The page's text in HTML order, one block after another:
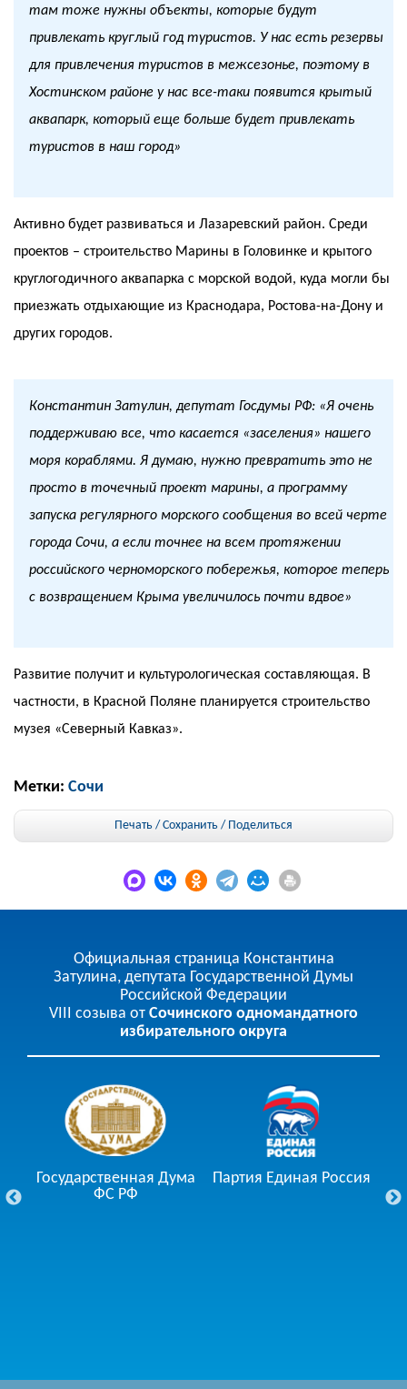
там тоже нужны объекты, которые будут
привлекать круглый год туристов. У нас есть резервы
для привлечения туристов в межсезонье, поэтому в
Хостинском районе у нас все-таки появится крытый
аквапарк, который еще больше будет привлекать
туристов в наш город»
Активно будет развиваться и Лазаревский район. Среди
проектов – строительство Марины в Головинке и крытого
круглогодичного аквапарка с морской водой, куда могли бы
приезжать отдыхающие из Краснодара, Ростова-на-Дону и
других городов.
Константин Затулин, депутат Госдумы РФ: «Я очень
поддерживаю все, что касается «заселения» нашего
моря кораблями. Я думаю, нужно превратить это не
просто в точечный проект марины, а программу
запуска регулярного морского сообщения во всей черте
города Сочи, а если точнее на всем протяжении
российского черноморского побережья, которое теперь
с возвращением Крыма увеличилось почти вдвое»
Развитие получит и культурологическая составляющая. В
частности, в Красной Поляне планируется строительство
музея «Северный Кавказ».
Метки: Сочи
Печать / Сохранить / Поделиться
Официальная страница Константина
Затулина, депутата Государственной Думы
Российской Федерации
VIII созыва от Сочинского одномандатного
избирательного округа
Государственная Дума
ФС РФ
Партия Единая Россия